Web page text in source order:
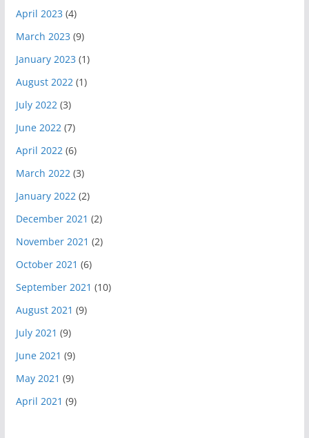
April 2023 (4)
March 2023 (9)
January 2023 (1)
August 2022(1)
July 2022(3)
June 2022(7)
April 2022(6)
March 2022(3)
January 2022(2)
December 2021 (2)
November 2021 (2)
October 2021 (6)
September 2021 (10)
August 2021 (9)
July 2021 (9)
June 2021 (9)
May 2021 (9)
April 2021 (9)